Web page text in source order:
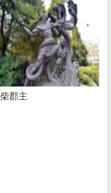
柴郡主